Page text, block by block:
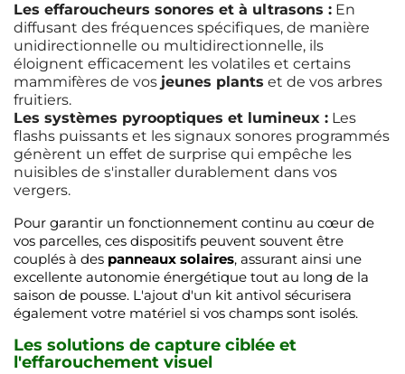
Les effaroucheurs sonores et à ultrasons : En
diffusant des fréquences spécifiques, de manière
unidirectionnelle ou multidirectionnelle, ils
éloignent efficacement les volatiles et certains
mammifères de vos jeunes plants et de vos arbres
fruitiers.
Les systèmes pyrooptiques et lumineux : Les
flashs puissants et les signaux sonores programmés
génèrent un effet de surprise qui empêche les
nuisibles de s'installer durablement dans vos
vergers.
Pour garantir un fonctionnement continu au cœur de
vos parcelles, ces dispositifs peuvent souvent être
couplés à des panneaux solaires, assurant ainsi une
excellente autonomie énergétique tout au long de la
saison de pousse. L'ajout d'un kit antivol sécurisera
également votre matériel si vos champs sont isolés.
Les solutions de capture ciblée et
l'effarouchement visuel